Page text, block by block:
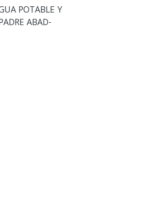
POTABLE Y
ABAD-